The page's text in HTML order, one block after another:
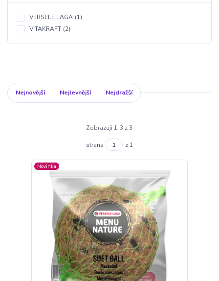
VERSELE LAGA (1)
VITAKRAFT (2)
Nejnovější Nejlevnější Nejdražší
Zobrazuji 1-3 z 3
strana z 1
Novinka